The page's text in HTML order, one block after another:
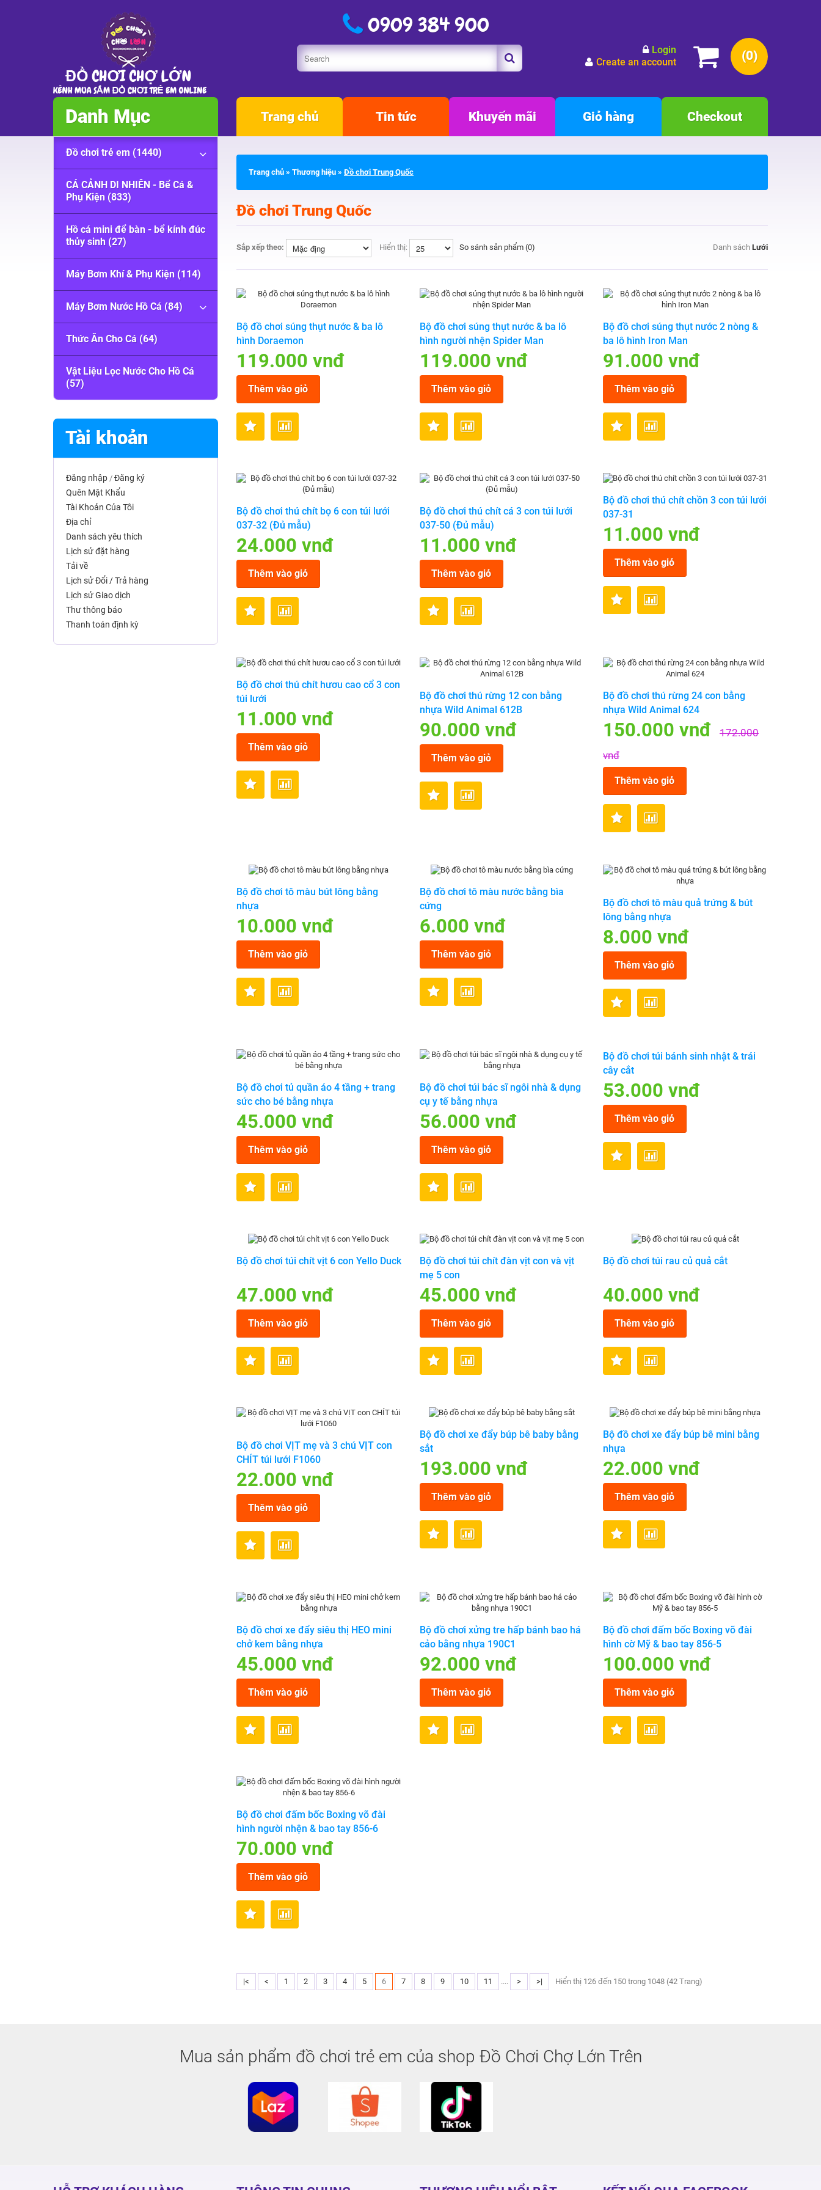
0909 384 900
(0)
Login
Create an account
Trang chủ Tin tức Khuyến mãi Giỏ hàng Checkout
Danh Mục
Đồ chơi trẻ em (1440)
CÁ CẢNH DI NHIÊN - Bể Cá &
Phụ Kiện (833)
Hồ cá mini để bàn - bể kính đúc
thủy sinh (27)
Máy Bơm Khí & Phụ Kiện (114)
Máy Bơm Nước Hồ Cá (84)
Thức Ăn Cho Cá (64)
Vật Liệu Lọc Nước Cho Hồ Cá
(57)
Tài khoản
Đăng nhập / Đăng ký
Quên Mật Khẩu
Tài Khoản Của Tôi
Địa chỉ
Danh sách yêu thích
Lịch sử đặt hàng
Tải về
Lịch sử Đổi / Trả hàng
Lịch sử Giao dịch
Thư thông báo
Thanh toán định kỳ
Trang chủ » Thương hiệu »Đồ chơi Trung Quốc
Đồ chơi Trung Quốc
Danh sách Lưới
Sắp xếp theo: Hiển thị: So sánh sản phẩm (0)
Bộ đồ chơi súng thụt nước & ba lô
hình Doraemon
119.000 vnđ
Thêm vào giỏ
Bộ đồ chơi súng thụt nước & ba lô
hình người nhện Spider Man
119.000 vnđ
Thêm vào giỏ
Bộ đồ chơi súng thụt nước 2 nòng &
ba lô hình Iron Man
91.000 vnđ
Thêm vào giỏ
Bộ đồ chơi thú chít bọ 6 con túi lưới
037-32 (Đủ mẫu)
24.000 vnđ
Thêm vào giỏ
Bộ đồ chơi thú chít cá 3 con túi lưới
037-50 (Đủ mẫu)
11.000 vnđ
Thêm vào giỏ
Bộ đồ chơi thú chít chồn 3 con túi lưới
037-31
11.000 vnđ
Thêm vào giỏ
Bộ đồ chơi thú chít hươu cao cổ 3 con
túi lưới
11.000 vnđ
Thêm vào giỏ
Bộ đồ chơi thú rừng 12 con bằng
nhựa Wild Animal 612B
90.000 vnđ
Thêm vào giỏ
Bộ đồ chơi thú rừng 24 con bằng
nhựa Wild Animal 624
150.000 vnđ
172.000
vnđ
Thêm vào giỏ
Bộ đồ chơi tô màu bút lông bằng
nhựa
10.000 vnđ
Thêm vào giỏ
Bộ đồ chơi tô màu nước bằng bìa
cứng
6.000 vnđ
Thêm vào giỏ
Bộ đồ chơi tô màu quả trứng & bút
lông bằng nhựa
8.000 vnđ
Thêm vào giỏ
Bộ đồ chơi tủ quần áo 4 tầng + trang
sức cho bé bằng nhựa
45.000 vnđ
Thêm vào giỏ
Bộ đồ chơi túi bác sĩ ngôi nhà & dụng
cụ y tế bằng nhựa
56.000 vnđ
Thêm vào giỏ
Bộ đồ chơi túi bánh sinh nhật & trái
cây cắt
53.000 vnđ
Thêm vào giỏ
Bộ đồ chơi túi chít vịt 6 con Yello Duck
47.000 vnđ
Thêm vào giỏ
Bộ đồ chơi túi chít đàn vịt con và vịt
mẹ 5 con
45.000 vnđ
Thêm vào giỏ
Bộ đồ chơi túi rau củ quả cắt
40.000 vnđ
Thêm vào giỏ
Bộ đồ chơi VỊT mẹ và 3 chú VỊT con
CHÍT túi lưới F1060
22.000 vnđ
Thêm vào giỏ
Bộ đồ chơi xe đẩy búp bê baby bằng
sắt
193.000 vnđ
Thêm vào giỏ
Bộ đồ chơi xe đẩy búp bê mini bằng
nhựa
22.000 vnđ
Thêm vào giỏ
Bộ đồ chơi xe đẩy siêu thị HEO mini
chở kem bằng nhựa
45.000 vnđ
Thêm vào giỏ
Bộ đồ chơi xửng tre hấp bánh bao há
cảo bằng nhựa 190C1
92.000 vnđ
Thêm vào giỏ
Bộ đồ chơi đấm bốc Boxing võ đài
hình cờ Mỹ & bao tay 856-5
100.000 vnđ
Thêm vào giỏ
Bộ đồ chơi đấm bốc Boxing võ đài
hình người nhện & bao tay 856-6
70.000 vnđ
Thêm vào giỏ
|< < 1 2 3 4 5 6 7 8 9 10 11 .... > >| Hiển thị 126 đến 150 trong 1048 (42 Trang)
Mua sản phẩm đồ chơi trẻ em của shop Đồ Chơi Chợ Lớn Trên